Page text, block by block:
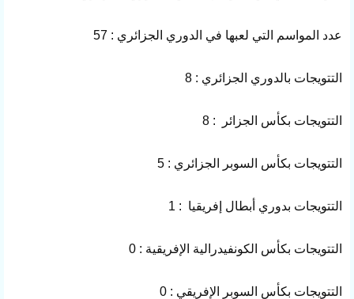
عدد المواسم التي لعبها في الدوري الجزائري : 57
التتويجات بالدوري الجزائري : 8
التتويجات بكأس الجزائر : 8
التتويجات بكأس السوبر الجزائري : 5
التتويجات بدوري أبطال إفريقيا : 1
التتويجات بكأس الكونفيدرالية الإفريقية : 0
التتويجات بكأس السوبر الإفريقي : 0